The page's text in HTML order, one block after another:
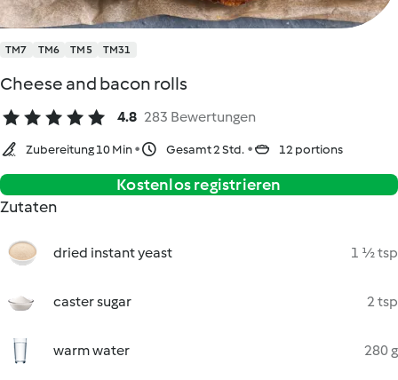
TM7 TM6 TM5 TM31
Cheese and bacon rolls
4.8 283 Bewertungen
Zubereitung 10 Min Gesamt 2 Std. 12 portions
Kostenlos registrieren
Zutaten
dried instant yeast 1 ½ tsp
caster sugar 2 tsp
warm water 280 g